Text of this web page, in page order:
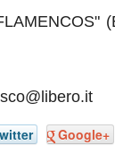
Google+